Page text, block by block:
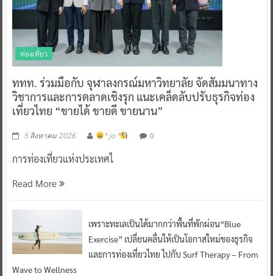
ท่องเที่ยว
ททท. ร่วมมือกับ จุฬาลงกรณ์มหาวิทยาลัย จัดสัมมนาทาง
วิชาการและการตลาดเชิงรุก แนะเคล็ดลับปรับธุรกิจท่อง
เที่ยวไทย “ขายได้ ขายดี ขายนาน”
5 สิงหาคม 2026 ^ jo ^ 0
การท่องเที่ยวแห่งประเทศไ
Read More
เพราะทะเลเป็นได้มากกว่าพื้นที่พักผ่อน“Blue
Exercise” เปลี่ยนคลื่นให้เป็นโอกาสใหม่ของธุรกิจ
และการท่องเที่ยวไทย ไปกับ Surf Therapy – From
Wave to Wellness